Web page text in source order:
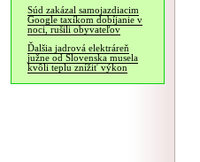
Súd zakázal samojazdiacim
Google taxíkom dobíjanie v
noci, rušili obyvateľov
Ďalšia jadrová elektráreň
južne od Slovenska musela
kvôli teplu znížiť výkon